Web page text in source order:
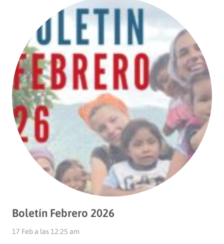
Boletín Febrero 2026
17 Feb a las 12:25 am